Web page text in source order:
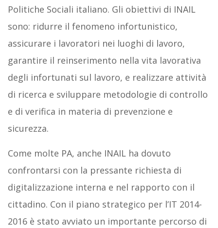
Politiche Sociali italiano. Gli obiettivi di INAIL
sono: ridurre il fenomeno infortunistico,
assicurare i lavoratori nei luoghi di lavoro,
garantire il reinserimento nella vita lavorativa
degli infortunati sul lavoro, e realizzare attività
di ricerca e sviluppare metodologie di controllo
e di verifica in materia di prevenzione e
sicurezza.
Come molte PA, anche INAIL ha dovuto
confrontarsi con la pressante richiesta di
digitalizzazione interna e nel rapporto con il
cittadino. Con il piano strategico per l’IT 2014-
2016 è stato avviato un importante percorso di